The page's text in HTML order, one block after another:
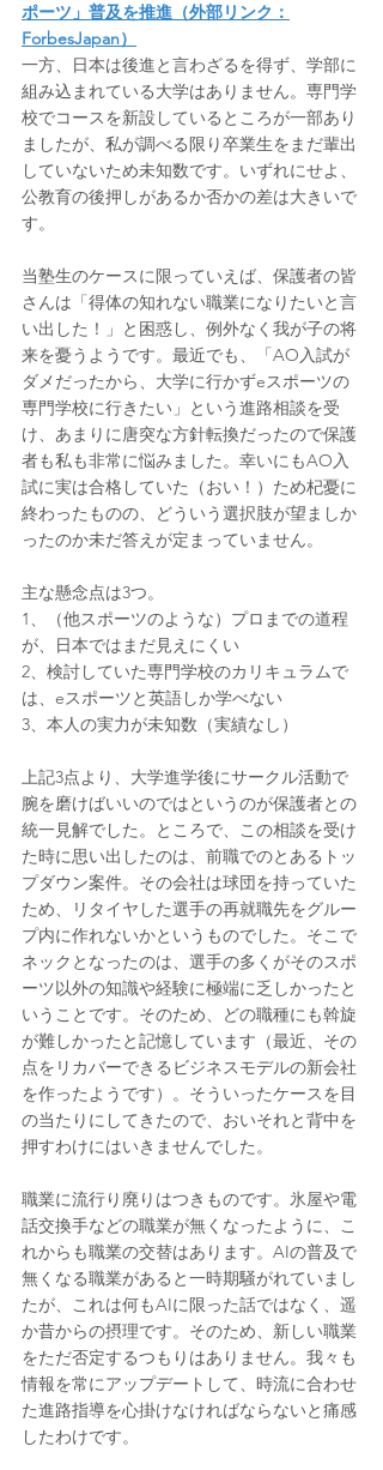
ポーツ」普及を推進（外部リンク：
ForbesJapan）
一方、日本は後進と言わざるを得ず、学部に
組み込まれている大学はありません。専門学
校でコースを新設しているところが一部あり
ましたが、私が調べる限り卒業生をまだ輩出
していないため未知数です。いずれにせよ、
公教育の後押しがあるか否かの差は大きいで
す。
当塾生のケースに限っていえば、保護者の皆
さんは「得体の知れない職業になりたいと言
い出した！」と困惑し、例外なく我が子の将
来を憂うようです。最近でも、「AO入試が
ダメだったから、大学に行かずeスポーツの
専門学校に行きたい」という進路相談を受
け、あまりに唐突な方針転換だったので保護
者も私も非常に悩みました。幸いにもAO入
試に実は合格していた（おい！）ため杞憂に
終わったものの、どういう選択肢が望ましか
ったのか未だ答えが定まっていません。
主な懸念点は3つ。
1、（他スポーツのような）プロまでの道程
が、日本ではまだ見えにくい
2、検討していた専門学校のカリキュラムで
は、eスポーツと英語しか学べない
3、本人の実力が未知数（実績なし）
上記3点より、大学進学後にサークル活動で
腕を磨けばいいのではというのが保護者との
統一見解でした。ところで、この相談を受け
た時に思い出したのは、前職でのとあるトッ
プダウン案件。その会社は球団を持っていた
ため、リタイヤした選手の再就職先をグルー
プ内に作れないかというものでした。そこで
ネックとなったのは、選手の多くがそのスポ
ーツ以外の知識や経験に極端に乏しかったと
いうことです。そのため、どの職種にも斡旋
が難しかったと記憶しています（最近、その
点をリカバーできるビジネスモデルの新会社
を作ったようです）。そういったケースを目
の当たりにしてきたので、おいそれと背中を
押すわけにはいきませんでした。
職業に流行り廃りはつきものです。氷屋や電
話交換手などの職業が無くなったように、こ
れからも職業の交替はあります。AIの普及で
無くなる職業があると一時期騒がれていまし
たが、これは何もAIに限った話ではなく、遥
か昔からの摂理です。そのため、新しい職業
をただ否定するつもりはありません。我々も
情報を常にアップデートして、時流に合わせ
た進路指導を心掛けなければならないと痛感
したわけです。